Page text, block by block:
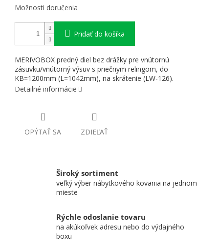
Možnosti doručenia
Pridať do košíka
MERIVOBOX predný diel bez drážky pre vnútornú
zásuvku/vnútorný výsuv s priečnym relingom, do
KB=1200mm (L=1042mm), na skrátenie (LW-126).
Detailné informácie
OPÝTAŤ SA ZDIEĽAŤ
Široký sortiment
veľký výber nábytkového kovania na jednom
mieste
Rýchle odoslanie tovaru
na akúkoľvek adresu nebo do výdajného
boxu